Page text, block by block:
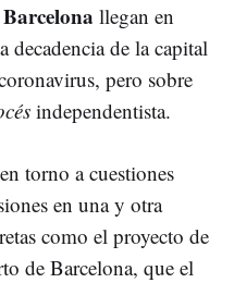
Barcelona llegan en
decadencia de la capital
pero sobre
independentista.
torno a cuestiones
en una y otra
como el proyecto de
de Barcelona, que el